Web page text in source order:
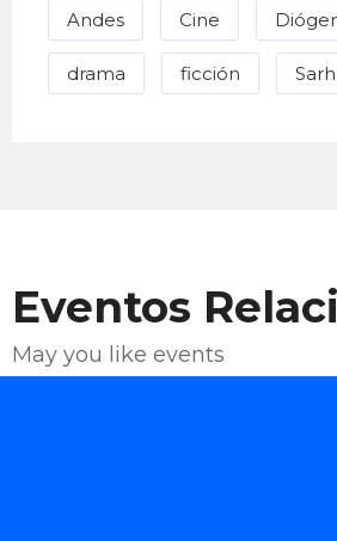
Andes Cine
drama ficción
Eventos
May you like events